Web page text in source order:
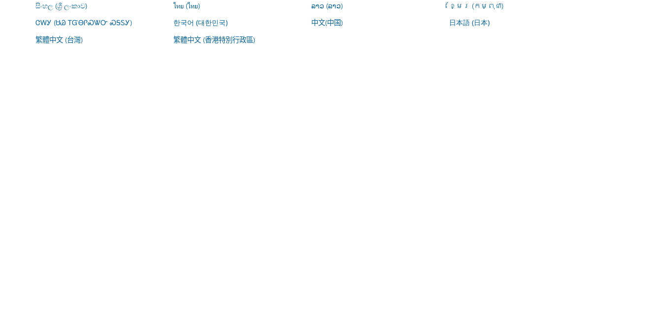
සිංහල (ශ්‍රී ලංකාව)
ไทย (ไทย) ລາວ (ລາວ)
ខ្មែរ (កម្ពុជា)
ᏣᎳᎩ (ᏌᏊ ᎢᏳᎾᎵᏍᏔᏅ ᏍᎦᏚᎩ)
한국어 (대한민국) 中文(中国) 日本語 (日本)
繁體中文 (台灣) 繁體中文 (香港特別行政區)